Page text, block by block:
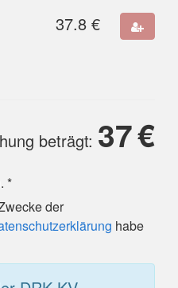
37.8 €
beträgt: 37€
*
der
habe